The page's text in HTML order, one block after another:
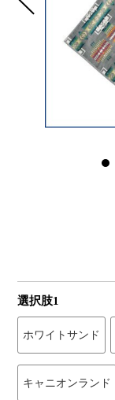
選択肢1
ホワイトサンド
キャニオンランド